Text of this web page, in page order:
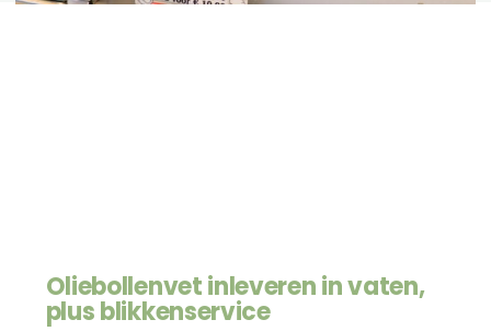
Oliebollenvet inleveren in vaten,
plus blikkenservice